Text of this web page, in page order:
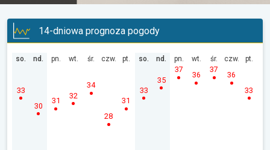
14-dniowa prognoza pogody
so.
33
nd.
30
pn.
31
wt.
32
śr.
34
czw.
28
pt.
31
so.
33
nd.
35
pn.
37
wt.
36
śr.
37
czw.
36
pt.
33